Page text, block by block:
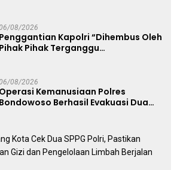
08/2026
Penggantian Kapolri “Dihembus Oleh
Pihak Pihak Terganggu
08/2026
Operasi Kemanusiaan Polres
Bondowoso Berhasil Evakuasi Dua